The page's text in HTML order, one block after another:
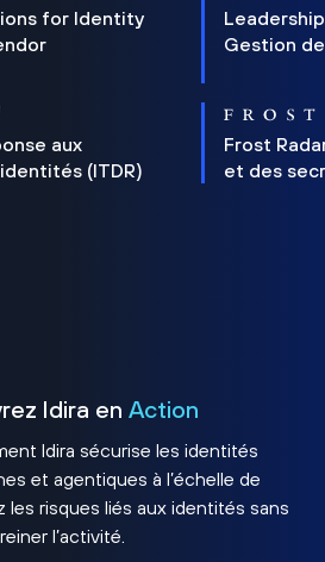
for Identity
Gestion
aux
(ITDR)
Frost
et des
Idira en Action
Idira sécurise les identités
et agentiques à l’échelle de
les risques liés aux identités sans
l’activité.